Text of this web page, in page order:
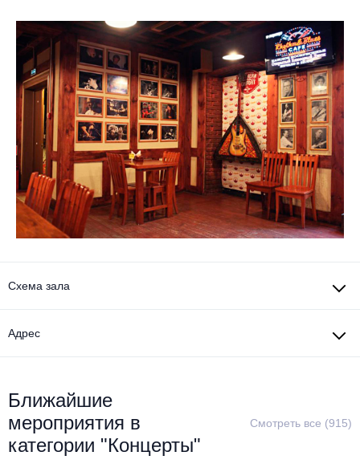
Схема зала
Адрес
Ближайшие
мероприятия в
категории "Концерты"
Смотреть все (915)